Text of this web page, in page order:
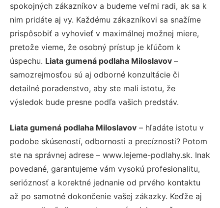
spokojných zákazníkov a budeme veľmi radi, ak sa k
nim pridáte aj vy. Každému zákazníkovi sa snažíme
prispôsobiť a vyhovieť v maximálnej možnej miere,
pretože vieme, že osobný prístup je kľúčom k
úspechu. Liata gumená podlaha Miloslavov –
samozrejmosťou sú aj odborné konzultácie či
detailné poradenstvo, aby ste mali istotu, že
výsledok bude presne podľa vašich predstáv.
Liata gumená podlaha Miloslavov – hľadáte istotu v
podobe skúseností, odbornosti a precíznosti? Potom
ste na správnej adrese – www.lejeme-podlahy.sk. Inak
povedané, garantujeme vám vysokú profesionalitu,
serióznosť a korektné jednanie od prvého kontaktu
až po samotné dokončenie vašej zákazky. Keďže aj